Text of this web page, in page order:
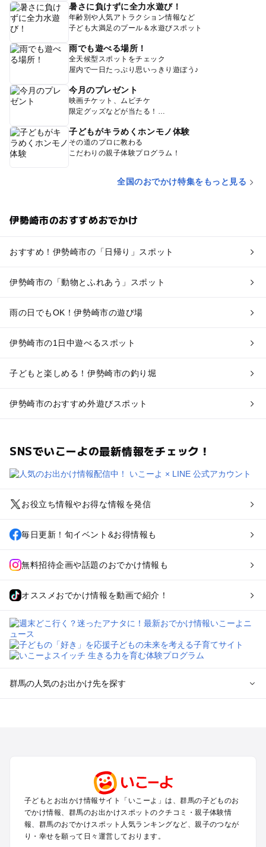
暑さに負けずに全力水遊び！
年齢別や人気アトラクション情報など
子ども大満足のプール＆水遊びスポット
雨でも遊べる場所！
全天候型スポットをチェック
屋内で一日たっぷり思いっきり遊ぼう♪
今月のプレゼント
映画チケット、ムビチケ
限定グッズなどが当たる！
子どもがキラめくホンモノ体験
その道のプロに教わる
こだわりの親子体験プログラム！
全国のおでかけ特集をもっと見る
伊勢崎市のおすすめおでかけ
おすすめ！伊勢崎市の「日帰り」スポット
伊勢崎市の「動物とふれあう」スポット
雨の日でもOK！伊勢崎市の遊び場
伊勢崎市の1日中遊べるスポット
子どもと楽しめる！伊勢崎市の釣り堀
伊勢崎市のおすすめ外遊びスポット
SNSでいこーよの最新情報をチェック！
お役立ち情報やお得な情報を発信
毎日更新！旬イベント&お得情報も
無料招待企画や話題のおでかけ情報も
オススメおでかけ情報を動画で紹介！
群馬の人気のお出かけ先を探す
伊香保・渋川のプールお出かけ
赤城・桐生・渡良瀬のプールお出かけ
水上・猿ヶ京・月夜野・法師のプールお出かけ
富岡・藤岡・妙義・安中のプールお出かけ
草津・尻焼・花敷のプールお出かけ
子どもとお出かけ情報サイト「いこーよ」は、群馬の子どものお
でかけ情報、群馬のお出かけスポットのクチコミ・親子体験情
報、群馬のおでかけスポット人気ランキングなど、親子のつなが
り・幸せを願って日々運営しております。